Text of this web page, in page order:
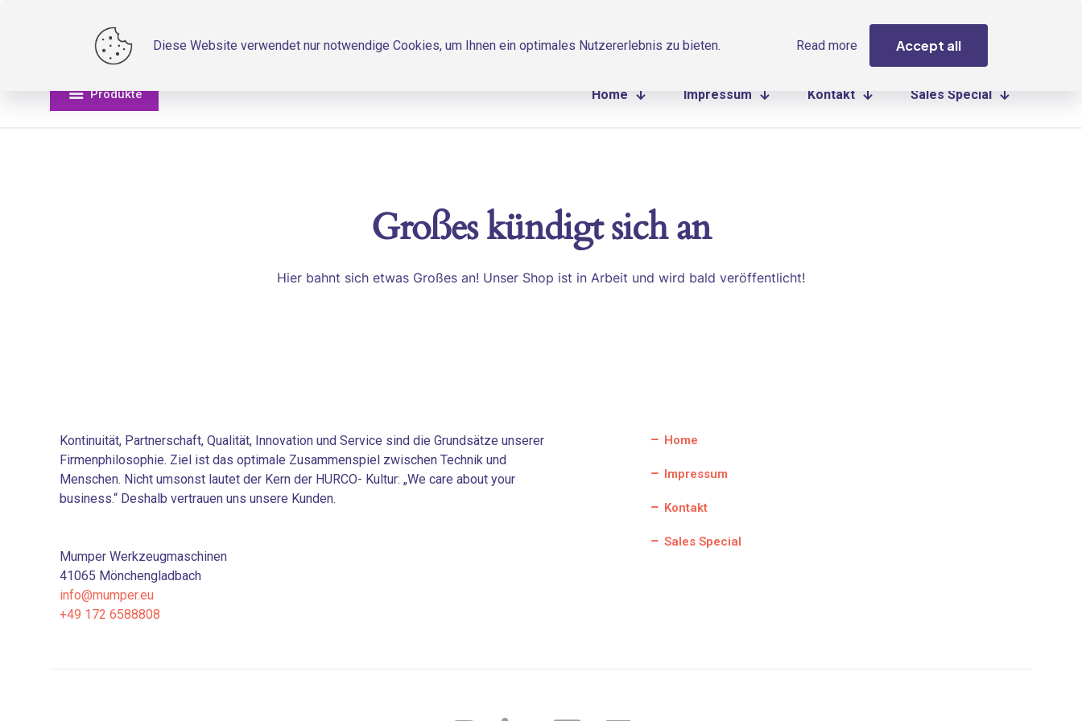
Produkte Home Impressum Kontakt Sales Special
Großes kündigt sich an
Hier bahnt sich etwas Großes an! Unser Shop ist in Arbeit und wird bald veröffentlicht!
Kontinuität, Partnerschaft, Qualität, Innovation und Service sind die Grundsätze unserer
Firmenphilosophie. Ziel ist das optimale Zusammenspiel zwischen Technik und
Menschen. Nicht umsonst lautet der Kern der HURCO- Kultur: „We care about your
business.“ Deshalb vertrauen uns unsere Kunden.
Mumper Werkzeugmaschinen
41065 Mönchengladbach
info@mumper.eu
+49 172 6588808
Home
Impressum
Kontakt
Sales Special
Diese Website verwendet nur notwendige Cookies, um Ihnen ein optimales Nutzererlebnis zu bieten. Read more Accept all